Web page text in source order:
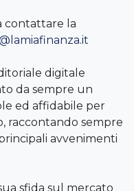
contattare la
digitale
da sempre un
ed affidabile per
raccontando sempre
avvenimenti
sfida sul mercato